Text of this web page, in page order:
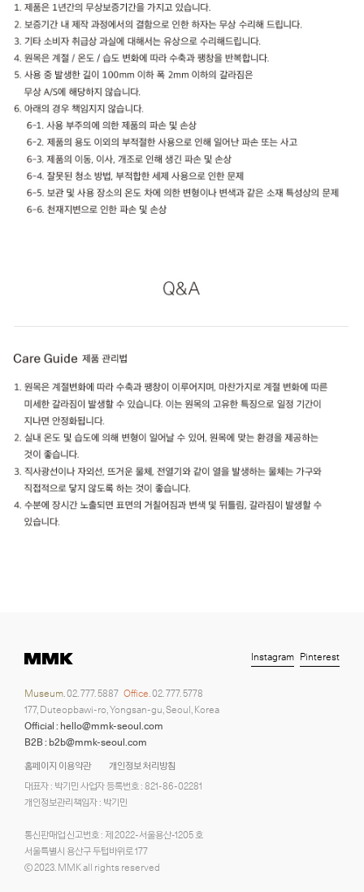
홈페이지 이용약관
개인정보 처리방침
대표자 : 박기민 사업자 등록번호 : 821-86-02281
개인정보관리책임자 : 박기민
통신판매업 신고번호 : 제 2022-서울용산-1205 호
서울특별시 용산구 두텁바위로 177
ⓒ 2023. MMK all rights reserved
Museum.02. 777. 5887 Office.02. 777. 5778
177, Duteopbawi-ro, Yongsan-gu, Seoul, Korea
Official : hello@mmk-seoul.com
B2B : b2b@mmk-seoul.com
Instagram Pinterest